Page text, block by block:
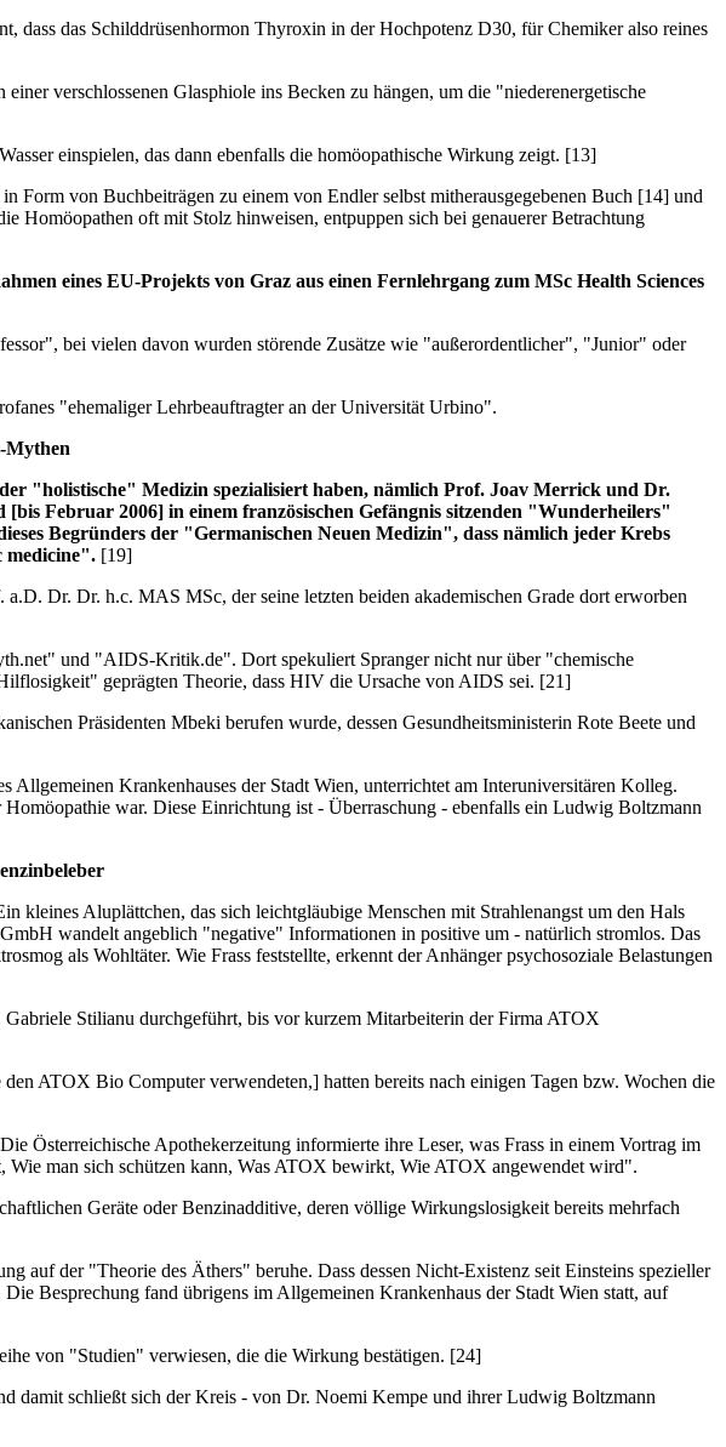
dass das Schilddrüsenhormon Thyroxin in der Hochpotenz D30, für Chemiker also reines
verschlossenen Glasphiole ins Becken zu hängen, um die "niederenergetische
einspielen, das dann ebenfalls die homöopathische Wirkung zeigt. [13]
Form von Buchbeiträgen zu einem von Endler selbst mitherausgegebenen Buch [14] und
oft mit Stolz hinweisen, entpuppen sich bei genauerer Betrachtung
eines EU-Projekts von Graz aus einen Fernlehrgang zum MSc Health Sciences
bei vielen davon wurden störende Zusätze wie "außerordentlicher", "Junior" oder
"ehemaliger Lehrbeauftragter an der Universität Urbino".
Mythen
"holistische" Medizin spezialisiert haben, nämlich Prof. Joav Merrick und Dr.
Februar 2006] in einem französischen Gefängnis sitzenden "Wunderheilers"
Begründers der "Germanischen Neuen Medizin", dass nämlich jeder Krebs
medicine". [19]
Dr. Dr. h.c. MAS MSc, der seine letzten beiden akademischen Grade dort erworben
und "AIDS-Kritik.de". Dort spekuliert Spranger nicht nur über "chemische
geprägten Theorie, dass HIV die Ursache von AIDS sei. [21]
Präsidenten Mbeki berufen wurde, dessen Gesundheitsministerin Rote Beete und
Krankenhauses der Stadt Wien, unterrichtet am Interuniversitären Kolleg.
war. Diese Einrichtung ist - Überraschung - ebenfalls ein Ludwig Boltzmann
kleines Aluplättchen, das sich leichtgläubige Menschen mit Strahlenangst um den Hals
wandelt angeblich "negative" Informationen in positive um - natürlich stromlos. Das
als Wohltäter. Wie Frass feststellte, erkennt der Anhänger psychosoziale Belastungen
Stilianu durchgeführt, bis vor kurzem Mitarbeiterin der Firma ATOX
ATOX Bio Computer verwendeten,] hatten bereits nach einigen Tagen bzw. Wochen die
Österreichische Apothekerzeitung informierte ihre Leser, was Frass in einem Vortrag im
man sich schützen kann, Was ATOX bewirkt, Wie ATOX angewendet wird".
Geräte oder Benzinadditive, deren völlige Wirkungslosigkeit bereits mehrfach
auf der "Theorie des Äthers" beruhe. Dass dessen Nicht-Existenz seit Einsteins spezieller
Besprechung fand übrigens im Allgemeinen Krankenhaus der Stadt Wien statt, auf
von "Studien" verwiesen, die die Wirkung bestätigen. [24]
damit schließt sich der Kreis - von Dr. Noemi Kempe und ihrer Ludwig Boltzmann